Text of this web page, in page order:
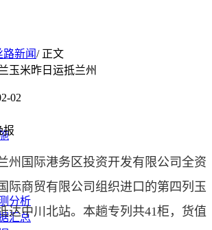
分析
汇总
路新闻/ 正文
玉米昨日运抵兰州
02
报
国际港务区投资开发有限公司全资
际商贸有限公司组织进口的第四列玉
达中川北站。本趟专列共41柜，货值